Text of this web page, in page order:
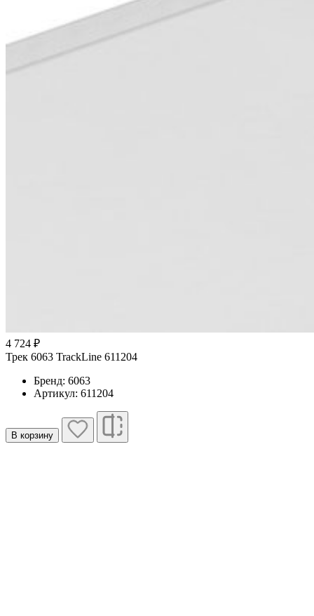
4 724 ₽
Трек 6063 TrackLine 611204
Бренд: 6063
Артикул: 611204
В корзину